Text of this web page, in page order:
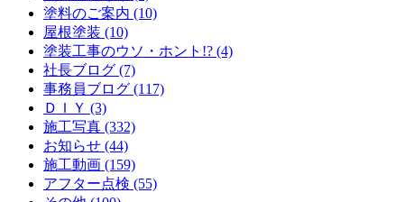
塗料のご案内 (10)
屋根塗装 (10)
塗装工事のウソ・ホント!? (4)
社長ブログ (7)
事務員ブログ (117)
ＤＩＹ (3)
施工写真 (332)
お知らせ (44)
施工動画 (159)
アフター点検 (55)